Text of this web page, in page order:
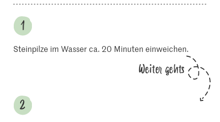
Steinpilze im Wasser ca. 20 Minuten einweichen.
Weiter gehts